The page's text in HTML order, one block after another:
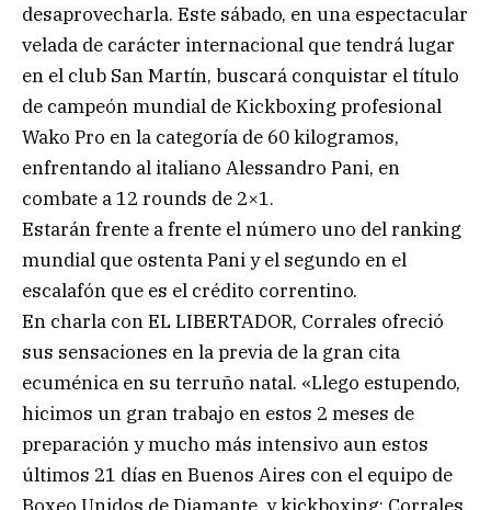
desaprovecharla. Este sábado, en una espectacular
velada de carácter internacional que tendrá lugar
en el club San Martín, buscará conquistar el título
de campeón mundial de Kickboxing profesional
Wako Pro en la categoría de 60 kilogramos,
enfrentando al italiano Alessandro Pani, en
combate a 12 rounds de 2×1.
Estarán frente a frente el número uno del ranking
mundial que ostenta Pani y el segundo en el
escalafón que es el crédito correntino.
En charla con EL LIBERTADOR, Corrales ofreció
sus sensaciones en la previa de la gran cita
ecuménica en su terruño natal. «Llego estupendo,
hicimos un gran trabajo en estos 2 meses de
preparación y mucho más intensivo aun estos
últimos 21 días en Buenos Aires con el equipo de